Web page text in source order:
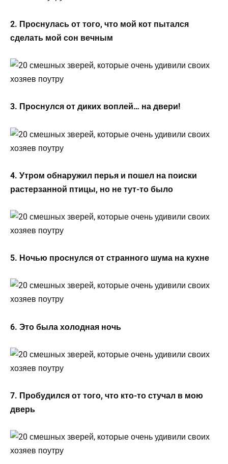
2. Проснулась от того, что мой кот пытался
сделать мой сон вечным
3. Проснулся от диких воплей… на двери!
4. Утром обнаружил перья и пошел на поиски
растерзанной птицы, но не тут-то было
5. Ночью проснулся от странного шума на кухне
6. Это была холодная ночь
7. Пробудился от того, что кто-то стучал в мою
дверь